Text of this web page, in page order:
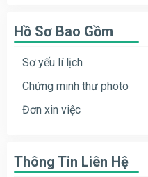
Hồ Sơ Bao Gồm
Sơ yếu lí lịch
Chứng minh thư photo
Đơn xin việc
Thông Tin Liên Hệ